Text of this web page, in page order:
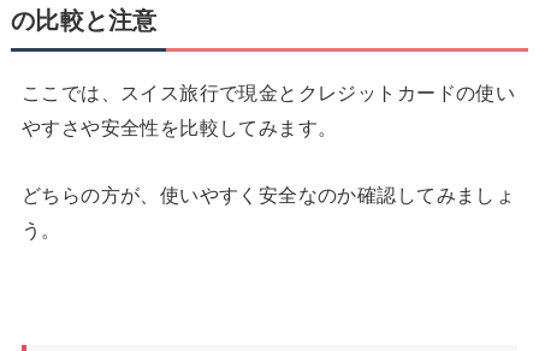
の比較と注意
ここでは、スイス旅行で現金とクレジットカードの使い
やすさや安全性を比較してみます。
どちらの方が、使いやすく安全なのか確認してみましょ
う。